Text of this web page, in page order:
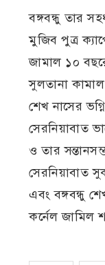
বঙ্গবন্ধু তার
মুজিব পুত্র
জামাল ১০
সুলতানা
শেখ নাসের
সেরনিয়াবাত
ও তার
সেরনিয়াবাত
এবং বঙ্গবন্ধু
কর্নেল জামিল